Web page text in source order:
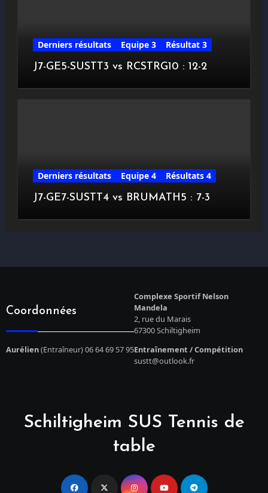
Derniers résultats Equipe 3
Résultat 3
J7-GE5-SUSTT3 vs RCSTRG10 : 12-2
Derniers résultats Equipe 4
Résultats 4
J7-GE7-SUSTT4 vs BRUMATH5 : 7-3
Coordonnées
Complexe Sportif Nelson
Mandela
2, rue du Marais
67300 Schiltigheim
Aurélien(Entraîneur) 06 64 69 57 95Entraînement / Compétition
sustt@outlook.fr
Schiltigheim SUS Tennis de
table